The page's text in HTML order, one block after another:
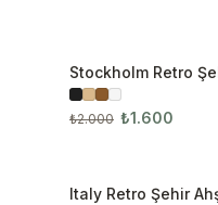
İNDIRIM
Stockholm Retro
Tablo
₺2.000 ₺1.600
İNDIRIM
Italy Retro Şehir